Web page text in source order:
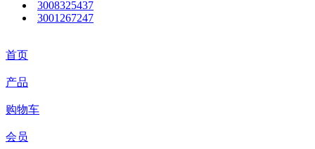
3008325437
3001267247
首页
产品
购物车
会员